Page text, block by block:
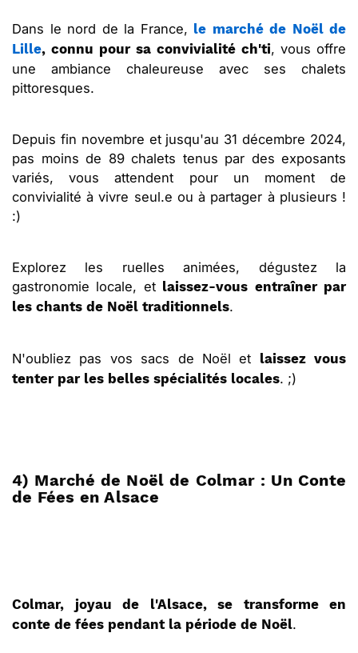
Dans le nord de la France, le marché de Noël de
Lille, connu pour sa convivialité ch'ti, vous offre
une ambiance chaleureuse avec ses chalets
pittoresques.
Depuis fin novembre et jusqu'au 31 décembre 2024,
pas moins de 89 chalets tenus par des exposants
variés, vous attendent pour un moment de
convivialité à vivre seul.e ou à partager à plusieurs !
:)
Explorez les ruelles animées, dégustez la
gastronomie locale, et laissez-vous entraîner par
les chants de Noël traditionnels.
N'oubliez pas vos sacs de Noël et laissez vous
tenter par les belles spécialités locales. ;)
4) Marché de Noël de Colmar : Un Conte
de Fées en Alsace
Colmar, joyau de l'Alsace, se transforme en
conte de fées pendant la période de Noël.